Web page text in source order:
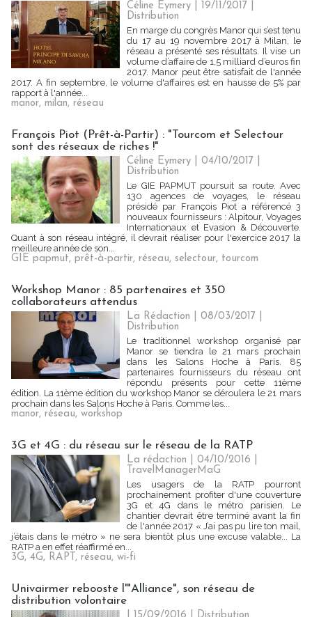
Céline Eymery | 19/11/2017
Distribution
En marge du congrès Manor qui s’est tenu
du 17 au 19 novembre 2017 à Milan, le
réseau a présenté ses résultats. Il vise un
volume d’affaire de 1,5 milliard d’euros fin
2017. Manor peut être satisfait de l'année
2017. A fin septembre, le volume d'affaires est en hausse de 5% par
rapport à l'année...
manor, milan, réseau
François Piot (Prêt-à-Partir) : "Tourcom et Selectour
sont des réseaux de riches !"
Céline Eymery | 04/10/2017
Distribution
Le GIE PAPMUT poursuit sa route. Avec
130 agences de voyages, le réseau
présidé par François Piot a référencé 3
nouveaux fournisseurs : Alpitour, Voyages
Internationaux et Evasion & Découverte.
Quant à son réseau intégré, il devrait réaliser pour l'exercice 2017 la
meilleure année de son...
GIE papmut, prêt-à-partir, réseau, selectour, tourcom
Workshop Manor : 85 partenaires et 350
collaborateurs attendus
La Rédaction | 08/03/2017
Distribution
Le traditionnel workshop organisé par
Manor se tiendra le 21 mars prochain
dans les Salons Hoche à Paris. 85
partenaires fournisseurs du réseau ont
répondu présents pour cette 11ème
édition. La 11ème édition du workshop Manor se déroulera le 21 mars
prochain dans les Salons Hoche à Paris. Comme les...
manor, réseau, workshop
3G et 4G : du réseau sur le réseau de la RATP
La rédaction | 04/10/2016
TravelManagerMaG
Les usagers de la RATP pourront
prochainement profiter d'une couverture
3G et 4G dans le métro parisien. Le
chantier devrait être terminé avant la fin
de l'année 2017 « J’ai pas pu lire ton mail,
j’étais dans le métro » ne sera bientôt plus une excuse valable... La
RATP a en effet réaffirmé en...
3G, 4G, RAPT , réseau, wi-fi
Univairmer rebooste l'"Alliance", son réseau de
distribution volontaire